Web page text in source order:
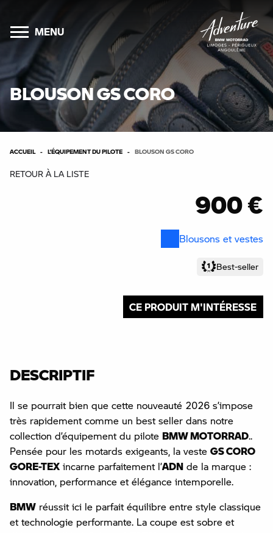
MENU
BLOUSON GS CORO
ACCUEIL L’ÉQUIPEMENT DU PILOTE BLOUSON GS CORO
RETOUR À LA LISTE
900 €
Blousons et vestes
Best-seller
CE PRODUIT M'INTÉRESSE
DESCRIPTIF
Il se pourrait bien que cette nouveauté 2026 s’impose
très rapidement comme un best seller dans notre
collection d’équipement du pilote BMW MOTORRAD..
Pensée pour les motards exigeants, la veste GS CORO
GORE-TEX incarne parfaitement l’ADN de la marque :
innovation, performance et élégance intemporelle.
BMW réussit ici le parfait équilibre entre style classique
et technologie performante. La coupe est sobre et